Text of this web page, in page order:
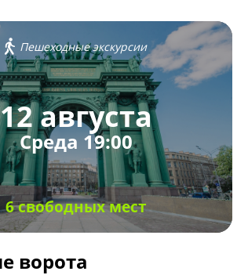
Пешеходные экскурсии
12 августа
Среда 19:00
6 свободных мест
ворота